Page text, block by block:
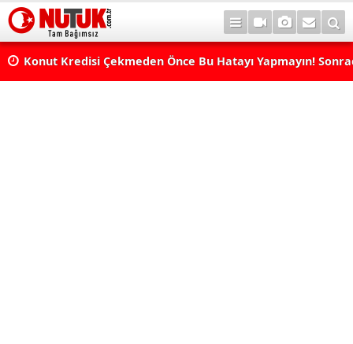
Konut Kredisi Çekmeden Önce Bu Hatayı Yapmayın!